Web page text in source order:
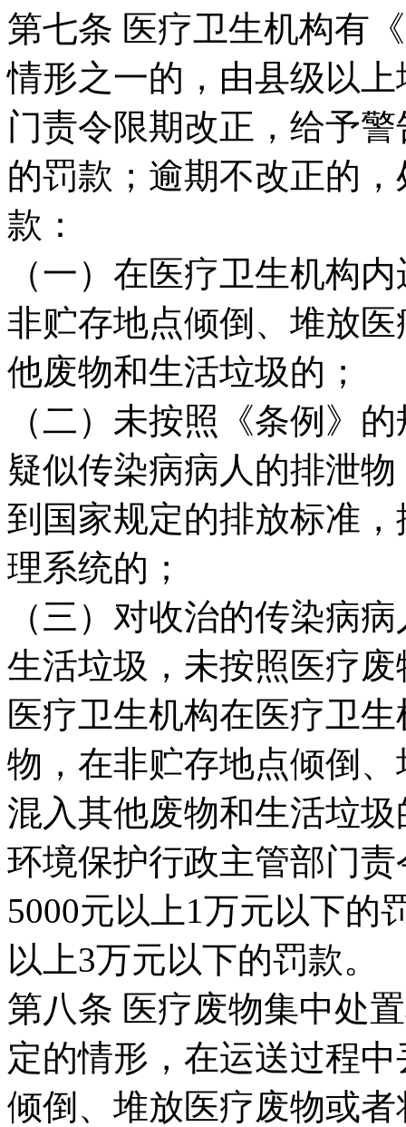
第七条 医疗卫生机构有
情形之一的，由县级以
门责令限期改正，给予
的罚款；逾期不改正的
款：
（一）在医疗卫生机构
非贮存地点倾倒、堆放
他废物和生活垃圾的；
（二）未按照《条例》
疑似传染病病人的排泄
到国家规定的排放标准
理系统的；
（三）对收治的传染病
生活垃圾，未按照医疗
医疗卫生机构在医疗卫
物，在非贮存地点倾倒
混入其他废物和生活垃
环境保护行政主管部门
5000元以上1万元以下的
以上3万元以下的罚款。
第八条 医疗废物集中处
定的情形，在运送过程
倾倒、堆放医疗废物或